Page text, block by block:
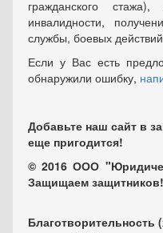
гражданского
инвалидности,
службы, боевых
Если у Вас есть
обнаружили ошибку,
Добавьте наш сайт в
еще пригодится!
© 2016 ООО
Защищаем
Благотворительность